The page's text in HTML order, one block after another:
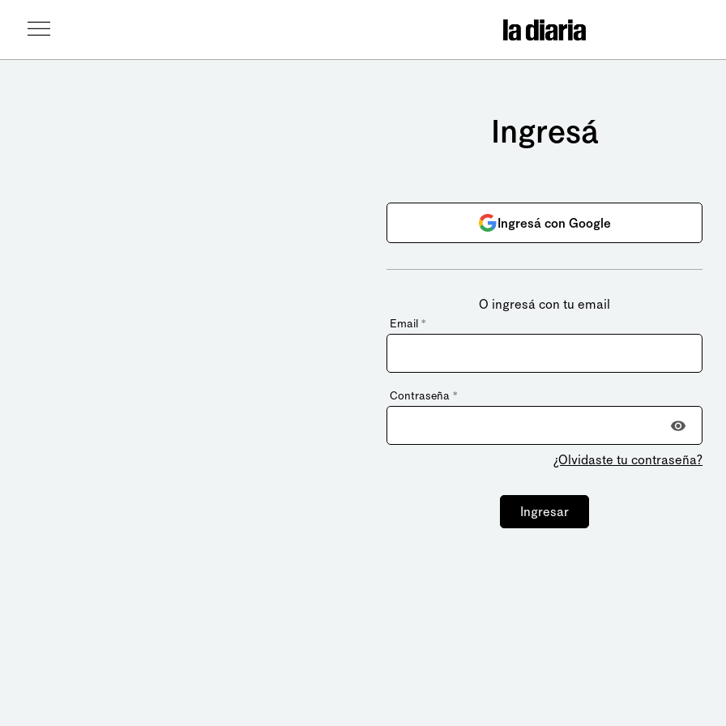
Ingresá
Ingresá con Google
O ingresá con tu email
Email *
Contraseña *
¿Olvidaste tu contraseña?
Ingresar